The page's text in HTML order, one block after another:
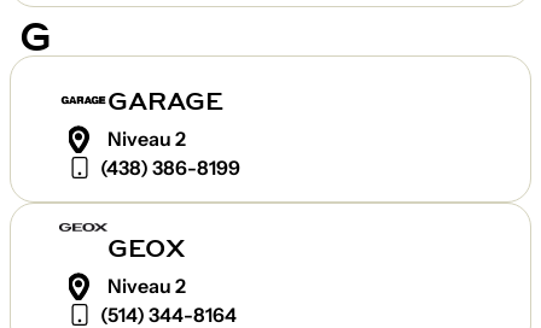
G
GARAGE
Niveau 2
(438) 386-8199
GEOX
Niveau 2
(514) 344-8164